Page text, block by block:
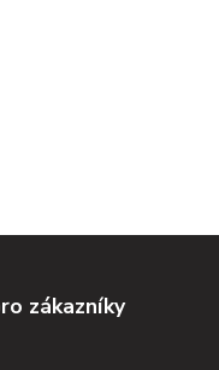
zákazníky